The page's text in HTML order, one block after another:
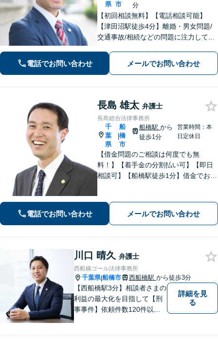
県 市
分
【初回相談無料】【電話相談可能】
【津田沼駅徒歩4分】離婚・男女問題/
交通事故/相続などの問題に注力してい
電話でお問い合わせ メールでお問い合わせ
長島 雄太 弁護士
長島総合法律事務所
千
葉
県
|
船
橋
市
船橋駅から
徒歩1分
営業時間：本
日定休日
【借金問題のご相談は何度でも無
料！】【着手金の分割払い可】【即日
相談可】【船橋駅徒歩1分】借金でお悩
電話でお問い合わせ メールでお問い合わせ
川口 晴久 弁護士
西船橋ゴール法律事務所
千葉県|船橋市 西船橋駅 から徒歩3分
【西船橋駅3分】相談者さまの
利益の最大化を目指して【刑
事事件】依頼件数120件以
詳細を見
る